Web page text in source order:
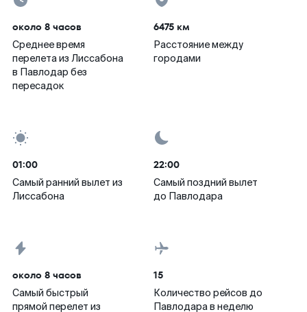
около 8 часов
Среднее время
перелета из Лиссабона
в Павлодар без
пересадок
6475 км
Расстояние между
городами
01:00
Самый ранний вылет из
Лиссабона
22:00
Самый поздний вылет
до Павлодара
около 8 часов
Самый быстрый
прямой перелет из
15
Количество рейсов до
Павлодара в неделю